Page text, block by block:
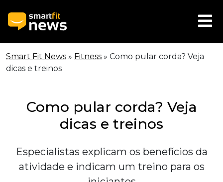
Smart Fit News » Fitness » Como pular corda? Veja
dicas e treinos
Como pular corda? Veja
dicas e treinos
Especialistas explicam os benefícios da
atividade e indicam um treino para os